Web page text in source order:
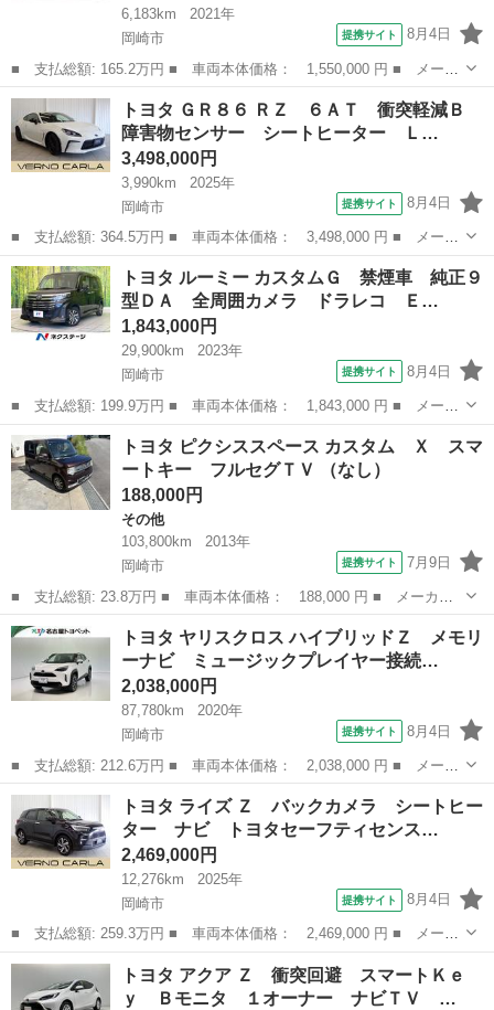
6,183km
2021年
岡崎市
提携サイト 8月4日
■ 支払総額: 165.2万円 ■ 車両本体価格： 1,550,000 円 ■ メーカ
ー名： トヨタ ■ 車種名： ヤリス ■ グレード名： Ｇ アダプ
ティブクルコン レーンキープＡ 衝突被害軽減 ブルートゥース
電動格納...
愛知 岡崎市 トヨタ
トヨタ ＧＲ８６ ＲＺ ６ＡＴ 衝突軽減Ｂ
障害物センサー シートヒーター Ｌ…
3,498,000円
3,990km
2025年
岡崎市
提携サイト 8月4日
■ 支払総額: 364.5万円 ■ 車両本体価格： 3,498,000 円 ■ メーカ
ー名： トヨタ ■ 車種名： ＧＲ８６ ■ グレード名： ＲＺ ６
ＡＴ 衝突軽減Ｂ 障害物センサー シートヒーター ＬＥＤライ
ト スマー...
愛知 岡崎市 トヨタ
トヨタ ルーミー カスタムＧ 禁煙車 純正９
型ＤＡ 全周囲カメラ ドラレコ Ｅ…
1,843,000円
29,900km
2023年
岡崎市
提携サイト 8月4日
■ 支払総額: 199.9万円 ■ 車両本体価格： 1,843,000 円 ■ メーカ
ー名： トヨタ ■ 車種名： ルーミー ■ グレード名： カスタム
Ｇ 禁煙車 純正９型ＤＡ 全周囲カメラ ドラレコ ＥＴＣ２．
０ Ｂｌｕ...
愛知 岡崎市 トヨタ
トヨタ ピクシススペース カスタム Ｘ スマ
ートキー フルセグＴＶ （なし）
188,000円
その他
103,800km
2013年
岡崎市
提携サイト 7月9日
■ 支払総額: 23.8万円 ■ 車両本体価格： 188,000 円 ■ メーカー
名： トヨタ ■ 車種名： ピクシススペース ■ グレード名： カ
スタム Ｘ スマートキー フルセグＴＶ ■ 排気量： 660cc ■ ド
ア...
愛知 岡崎市 その他
トヨタ ヤリスクロス ハイブリッドＺ メモリ
ーナビ ミュージックプレイヤー接続…
2,038,000円
87,780km
2020年
岡崎市
提携サイト 8月4日
■ 支払総額: 212.6万円 ■ 車両本体価格： 2,038,000 円 ■ メーカ
ー名： トヨタ ■ 車種名： ヤリスクロス ■ グレード名： ハイ
ブリッドＺ メモリーナビ ミュージックプレイヤー接続可 バック
カメラ ...
愛知 岡崎市 トヨタ
トヨタ ライズ Ｚ バックカメラ シートヒー
ター ナビ トヨタセーフティセンス…
2,469,000円
12,276km
2025年
岡崎市
提携サイト 8月4日
■ 支払総額: 259.3万円 ■ 車両本体価格： 2,469,000 円 ■ メーカ
ー名： トヨタ ■ 車種名： ライズ ■ グレード名： Ｚ バック
カメラ シートヒーター ナビ トヨタセーフティセンス 障害物セ
ンサー ...
愛知 岡崎市 トヨタ
トヨタ アクア Ｚ 衝突回避 スマートＫｅ
ｙ Ｂモニタ １オーナー ナビＴＶ …